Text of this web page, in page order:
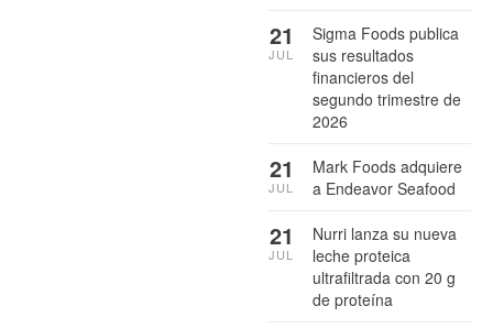
Sigma Foods publica
sus resultados
financieros del
segundo trimestre de
2026
21
JUL
Mark Foods adquiere
a Endeavor Seafood
21
JUL
Nurri lanza su nueva
leche proteica
ultrafiltrada con 20 g
de proteína
21
JUL